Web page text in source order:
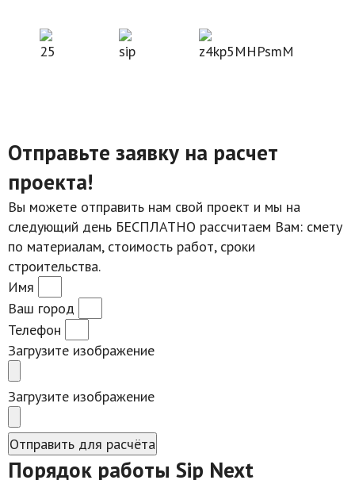
Отправьте заявку на расчет
проекта!
Вы можете отправить нам свой проект и мы на
следующий день БЕСПЛАТНО рассчитаем Вам: смету
по материалам, стоимость работ, сроки
строительства.
Имя
Ваш город
Телефон
Загрузите изображение
Загрузите изображение
Отправить для расчёта
Порядок работы Sip Next